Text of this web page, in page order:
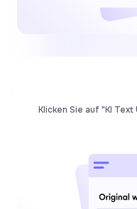
Klicken Sie auf "KI